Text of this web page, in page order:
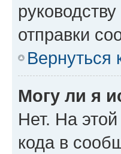
отправки
Вернуться
Могу ли я
Нет. На
кода в